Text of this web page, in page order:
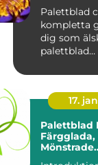
Palettblad
kompletta
dig som
palettblad
Palettblad
17. jan
Palettblad
Färgglada,
Mönstrade